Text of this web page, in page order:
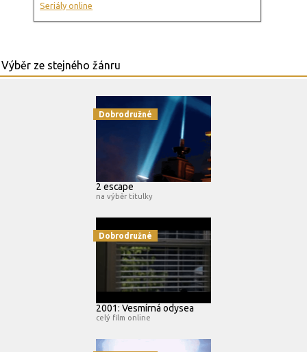
Seriály online
Dobrodružné
2 escape
na výběr titulky
Dobrodružné
2001: Vesmírná odysea
celý film online